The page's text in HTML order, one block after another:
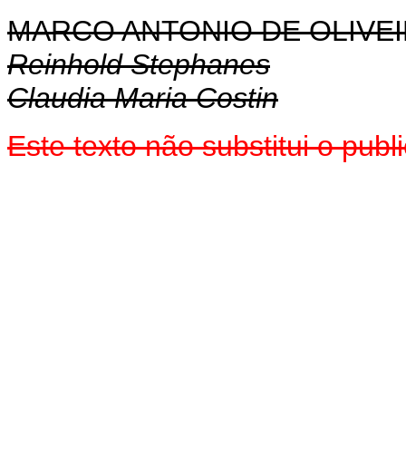
MARCO ANTONIO DE
Reinhold Stephanes
Claudia Maria Costin
Este texto não substitui o